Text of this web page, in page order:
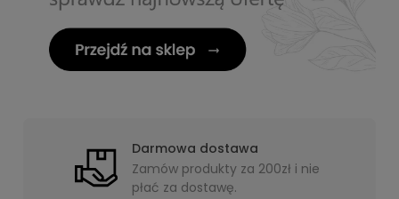
Darmowa dostawa
Zamów produkty za 200zł i nie
płać za dostawę.